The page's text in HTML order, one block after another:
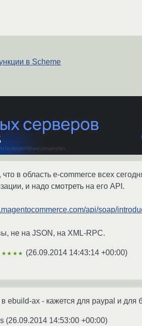
в Scheme
в область e-commerce всех
и надо смотреть на его API.
api/soap/
не на JSON, на XML-RPC.
(26.09.2014 14:43:14 +00:00)
ebuild-ах - кажется для paypal и для
(26.09.2014 14:53:00 +00:00)